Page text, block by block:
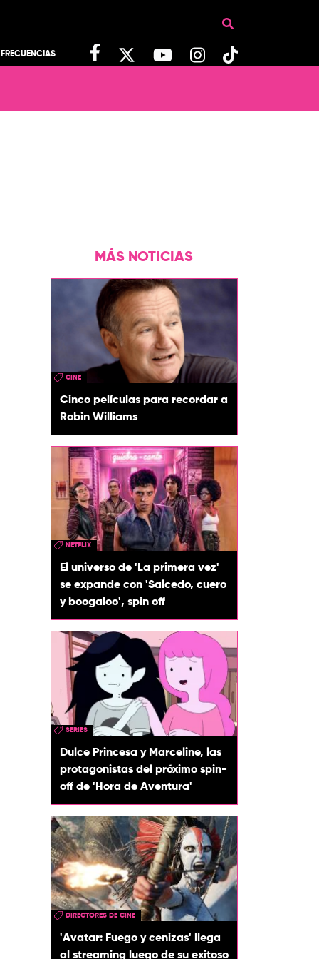
FRECUENCIAS
MÁS NOTICIAS
CINE
Cinco películas para recordar a
Robin Williams
NETFLIX
El universo de 'La primera vez'
se expande con 'Salcedo, cuero
y boogaloo', spin off
SERIES
Dulce Princesa y Marceline, las
protagonistas del próximo spin-
off de 'Hora de Aventura'
DIRECTORES DE CINE
'Avatar: Fuego y cenizas' llega
al streaming luego de su exitoso